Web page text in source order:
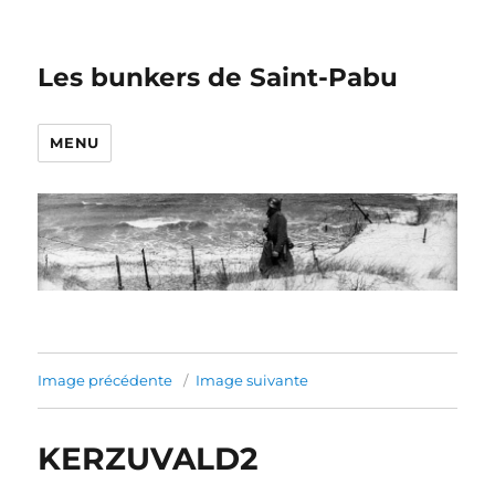
Les bunkers de Saint-Pabu
MENU
Image précédente Image suivante
KERZUVALD2